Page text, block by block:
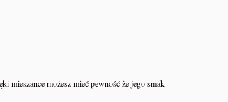
mieszance możesz mieć pewność że jego smak